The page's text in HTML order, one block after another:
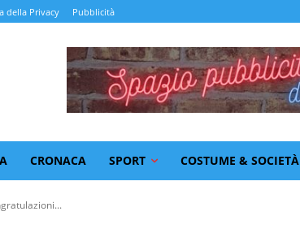
della Privacy Pubblicità
CRONACA SPORT COSTUME & SOCIETÀ